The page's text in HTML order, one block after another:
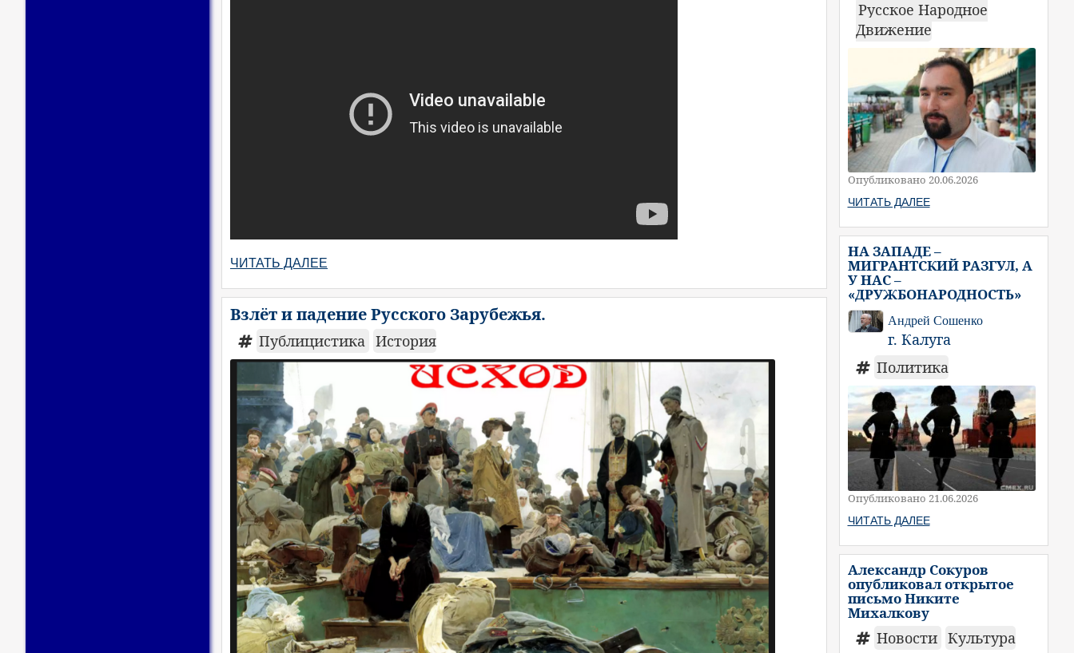
ЧИТАТЬ ДАЛЕЕ
Взлёт и падение Русского Зарубежья.
Публицистика История
Русское Народное
Движение
Опубликовано 20.06.2026
ЧИТАТЬ ДАЛЕЕ
НА ЗАПАДЕ –
МИГРАНТСКИЙ РАЗГУЛ, А
У НАС –
«ДРУЖБОНАРОДНОСТЬ»
Андрей Сошенко
г. Калуга
Политика
Опубликовано 21.06.2026
ЧИТАТЬ ДАЛЕЕ
Александр Сокуров
опубликовал открытое
письмо Никите
Михалкову
Новости Культура